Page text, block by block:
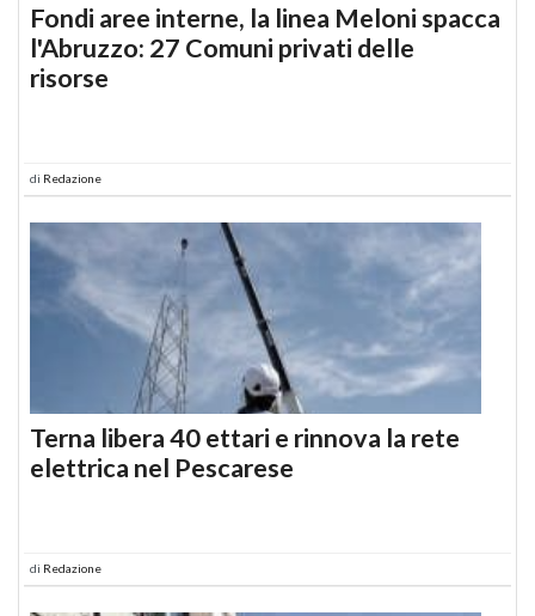
Fondi aree interne, la linea Meloni spacca
l'Abruzzo: 27 Comuni privati delle
risorse
di Redazione
Terna libera 40 ettari e rinnova la rete
elettrica nel Pescarese
di Redazione